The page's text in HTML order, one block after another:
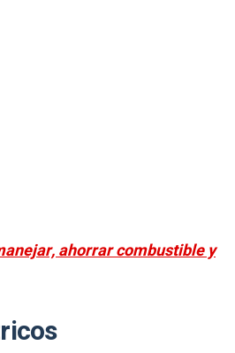
ahorrar combustible y